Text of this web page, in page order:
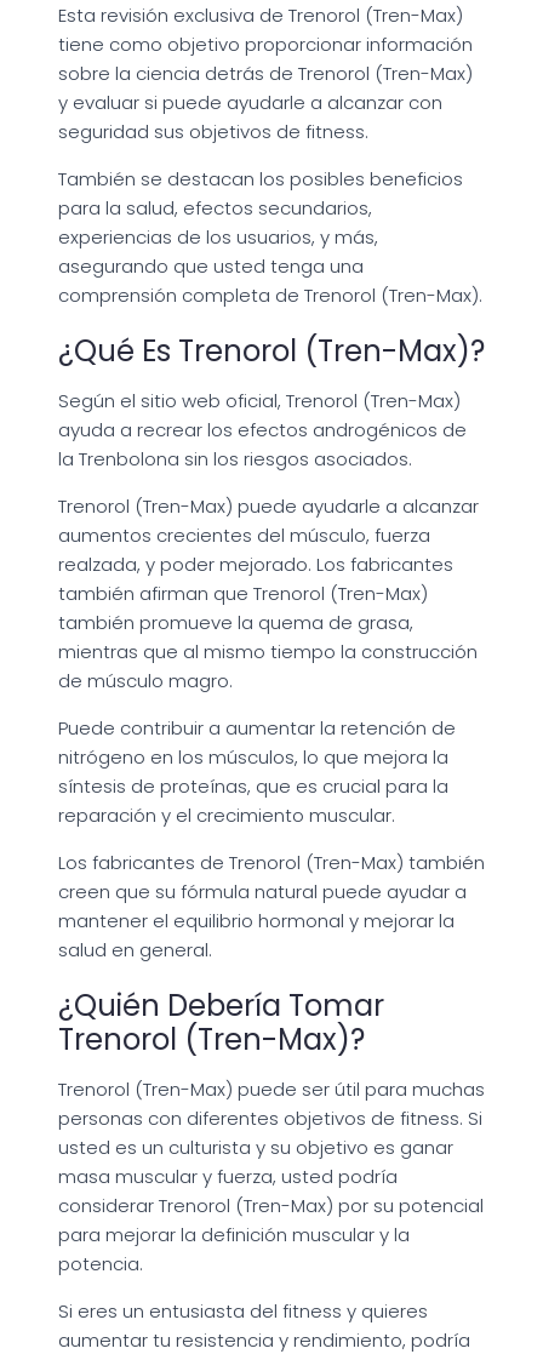
Esta revisión exclusiva de Trenorol (Tren-Max)
tiene como objetivo proporcionar información
sobre la ciencia detrás de Trenorol (Tren-Max)
y evaluar si puede ayudarle a alcanzar con
seguridad sus objetivos de fitness.
También se destacan los posibles beneficios
para la salud, efectos secundarios,
experiencias de los usuarios, y más,
asegurando que usted tenga una
comprensión completa de Trenorol (Tren-Max).
¿Qué Es Trenorol (Tren-Max)?
Según el sitio web oficial, Trenorol (Tren-Max)
ayuda a recrear los efectos androgénicos de
la Trenbolona sin los riesgos asociados.
Trenorol (Tren-Max) puede ayudarle a alcanzar
aumentos crecientes del músculo, fuerza
realzada, y poder mejorado. Los fabricantes
también afirman que Trenorol (Tren-Max)
también promueve la quema de grasa,
mientras que al mismo tiempo la construcción
de músculo magro.
Puede contribuir a aumentar la retención de
nitrógeno en los músculos, lo que mejora la
síntesis de proteínas, que es crucial para la
reparación y el crecimiento muscular.
Los fabricantes de Trenorol (Tren-Max) también
creen que su fórmula natural puede ayudar a
mantener el equilibrio hormonal y mejorar la
salud en general.
¿Quién Debería Tomar
Trenorol (Tren-Max)?
Trenorol (Tren-Max) puede ser útil para muchas
personas con diferentes objetivos de fitness. Si
usted es un culturista y su objetivo es ganar
masa muscular y fuerza, usted podría
considerar Trenorol (Tren-Max) por su potencial
para mejorar la definición muscular y la
potencia.
Si eres un entusiasta del fitness y quieres
aumentar tu resistencia y rendimiento, podría